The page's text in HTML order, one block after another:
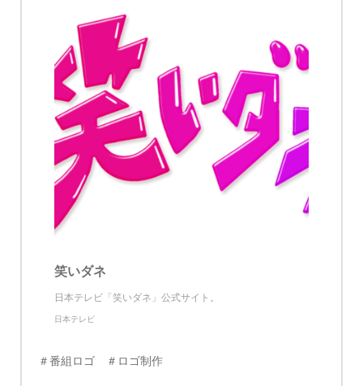
笑いダネ
日本テレビ「笑いダネ」公式サイト。
日本テレビ
＃番組ロゴ ＃ロゴ制作